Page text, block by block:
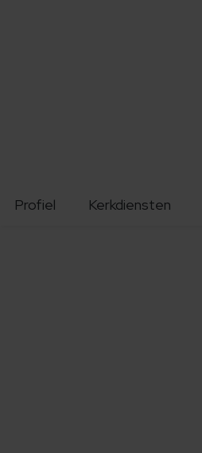
Profiel Kerkdiensten